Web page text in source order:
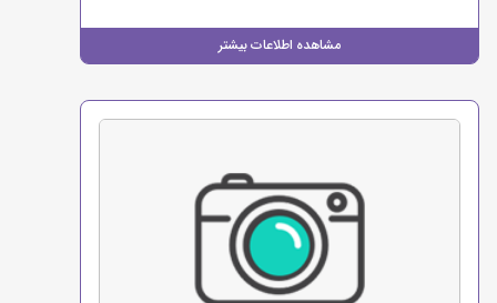
مشاهده اطلاعات بیشتر